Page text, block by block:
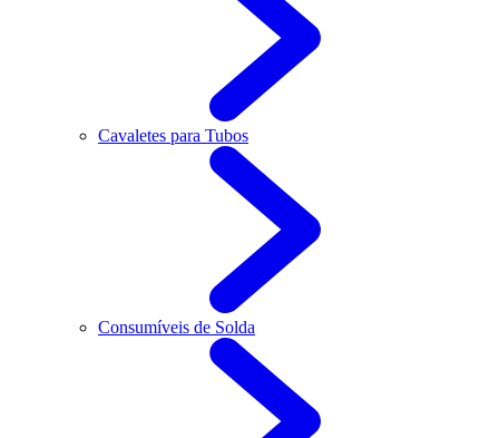
Cavaletes para Tubos
Consumíveis de Solda